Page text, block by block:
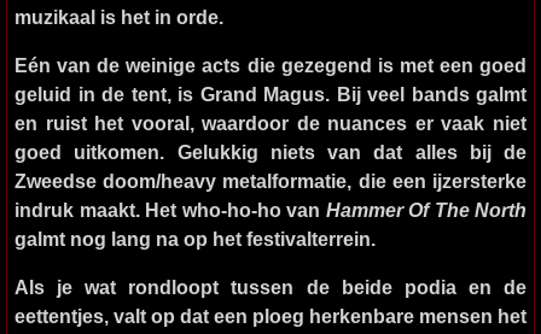
muzikaal is het in orde.
Eén van de weinige acts die gezegend is met een goed
geluid in de tent, is Grand Magus. Bij veel bands galmt
en ruist het vooral, waardoor de nuances er vaak niet
goed uitkomen. Gelukkig niets van dat alles bij de
Zweedse doom/heavy metalformatie, die een ijzersterke
indruk maakt. Het who-ho-ho van Hammer Of The North
galmt nog lang na op het festivalterrein.
Als je wat rondloopt tussen de beide podia en de
eettentjes, valt op dat een ploeg herkenbare mensen het